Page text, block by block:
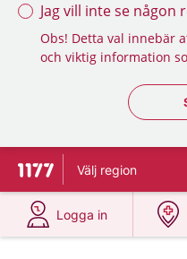
Jag vill inte se
Obs! Detta val innebär
och viktig information
Till startsidan för 1177
Välj region
Logga in
på 1177.se